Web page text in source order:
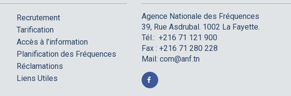
Recrutement
Tarification
Accès à l’information
Planification des Fréquences
Réclamations
Liens Utiles
Agence Nationale des Fréquences
39, Rue Asdrubal. 1002 La Fayette.
Tél.: +216 71 121 900
Fax : +216 71 280 228
Mail: com@anf.tn